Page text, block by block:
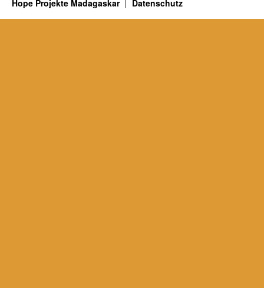
Hope Projekte Madagaskar Datenschutz